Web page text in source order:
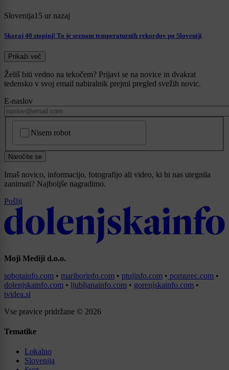
Slovenija15 ur nazaj
Skoraj 40 stopinj! To je seznam temperaturnih rekordov po Sloveniji
Prikaži več
Želiš biti vedno na tekočem? Prijavi se na novice in dvakrat
tedensko v svoj email nabiralnik prejmi pregled svežih novic.
E-naslov
Nisem robot
Naročite se
Imaš novico, informacijo, fotografijo ali video, ki bi nas utegnila
zanimati? Najboljše nagradimo.
Pošlji
Moji Mediji d.o.o.
sobotainfo.com • mariborinfo.com • ptujinfo.com • pomurec.com •
dolenjskainfo.com • ljubljanainfo.com • gorenjskainfo.com •
tvidea.si
Vse pravice pridržane © 2026
Tematike
Lokalno
Slovenija